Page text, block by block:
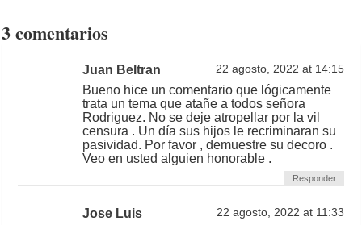
3 comentarios
Juan Beltran 22 agosto, 2022 at 14:15
Bueno hice un comentario que lógicamente
trata un tema que atañe a todos señora
Rodriguez. No se deje atropellar por la vil
censura . Un día sus hijos le recriminaran su
pasividad. Por favor , demuestre su decoro .
Veo en usted alguien honorable .
Responder
Jose Luis 22 agosto, 2022 at 11:33